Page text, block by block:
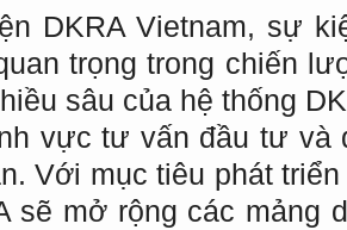
DKRA Vietnam, sự
trọng trong chiến
sâu của hệ thống
vực tư vấn đầu tư và
Với mục tiêu phát
sẽ mở rộng các mảng